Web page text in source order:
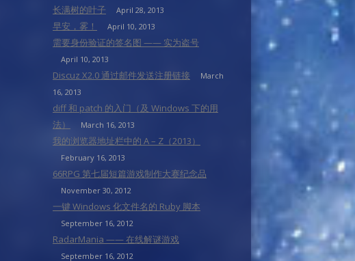
长满树的叶子 April 28, 2013
早安，雾！ April 10, 2013
需要身份验证的签名图 —— 实为盗号
April 10, 2013
Discuz X2.0 通过邮件发送注册链接
March
16, 2013
diff 和 patch 的入门（及 Windows 下的用
法）
March 16, 2013
我的浏览器地址栏中的 A – Z（2013）
February 16, 2013
66RPG 第七届短篇游戏制作大赛纪念品
November 30, 2012
一键 Windows 化文件名的 Ruby 脚本
September 16, 2012
RadarMania —— 在线解谜游戏
September 16, 2012